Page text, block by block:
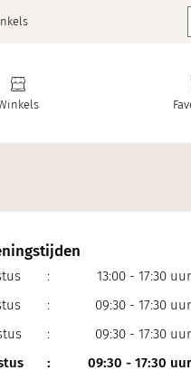
:
13:00 - 17:30 uur
:
09:30 - 17:30 uur
:
09:30 - 17:30 uur
:
09:30 - 17:30 uur